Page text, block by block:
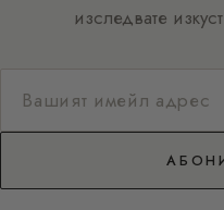
изследвате